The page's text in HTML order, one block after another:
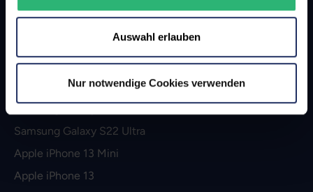
Auswahl erlauben
Nur notwendige Cookies verwenden
Apple iPhone 14 Pro
Apple iPhone 14 Pro Max
Apple iPhone SE (2022)
Samsung Galaxy S22
Samsung Galaxy S22 Plus
Samsung Galaxy S22 Ultra
Apple iPhone 13 Mini
Apple iPhone 13